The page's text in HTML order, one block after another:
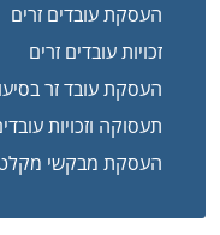
העסקת עובדים זרים
זכויות עובדים זרים
העסקת עובד זר
תעסוקה וזכויות
העסקת מבקשי